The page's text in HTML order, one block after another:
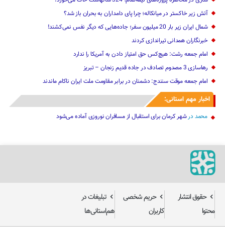
آتش زیر خاکستر در میانکاله؛ چرا پای دامداران به بحران باز شد؟
شمال ایران زیر بار 20 میلیون سفر؛ جاده‌هایی که دیگر نفس نمی‌کشند!
خبرنگاران همدانی تیراندازی کردند
امام جمعه رشت: هیچ‌کس حق امتیاز دادن به آمریکا را ندارد
رهاسازی 3 مصدوم تصادف در جاده قدیم زنجان – تبریز
امام جمعه موقت سنندج: دشمنان در برابر مقاومت ملت ایران ناکام ماندند
اخبار مهم استانی:
محمد درشهر کرمان برای استقبال از مسافران نوروزی آماده می‌شود
حقوق انتشار
محتوا
حریم شخصی
کاربران
تبلیغات در
هم‌استانی‌ها